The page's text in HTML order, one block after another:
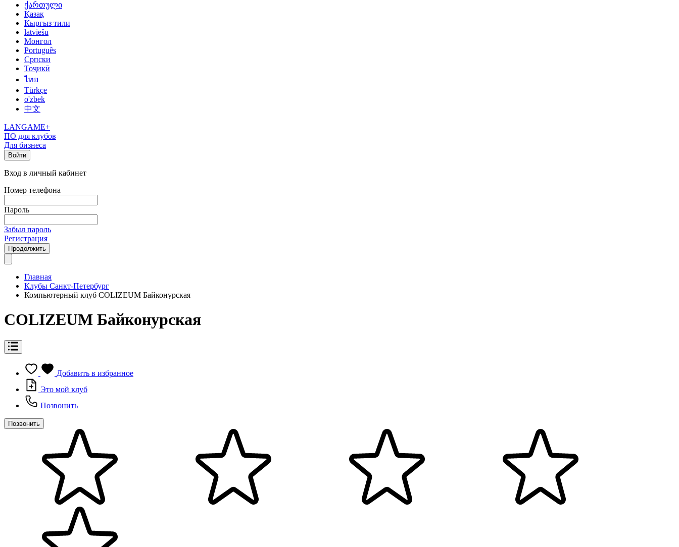
ქართული
Қазақ
Кыргыз тили
latviešu
Монгол
Português
Српски
Тоҷикӣ
ไทย
Türkçe
o'zbek
中文
LANGAME+
ПО для клубов
Для бизнеса
Войти
Вход в личный кабинет
Номер телефона
Пароль
Забыл пароль
Регистрация
Продолжить
Главная
Клубы Санкт-Петербург
Компьютерный клуб COLIZEUM Байконурская
COLIZEUM Байконурская
Добавить в избранное
Это мой клуб
Позвонить
Позвонить